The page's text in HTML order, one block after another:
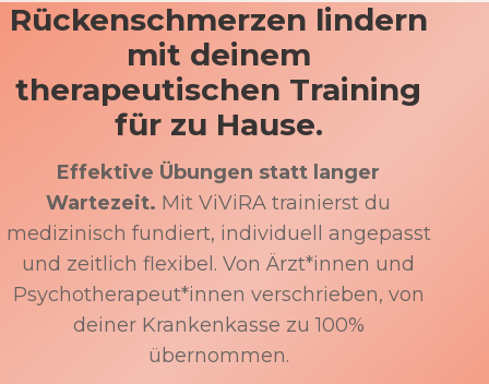
Rückenschmerzen lindern
mit deinem
therapeutischen Training
für zu Hause.
Effektive Übungen statt langer
Wartezeit. Mit ViViRA trainierst du
medizinisch fundiert, individuell angepasst
und zeitlich flexibel. Von Ärzt*innen und
Psychotherapeut*innen verschrieben, von
deiner Krankenkasse zu 100%
übernommen.